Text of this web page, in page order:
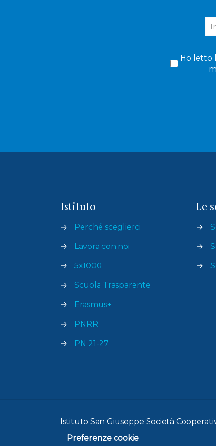
Ho letto
Istituto
→ Perché sceglierci
→ Lavora con noi
→ 5x1000
→ Scuola Trasparente
→ Erasmus+
→ PNRR
→ PN 21-27
Le
→
→
→
Istituto San Giuseppe Società
Preferenze cookie